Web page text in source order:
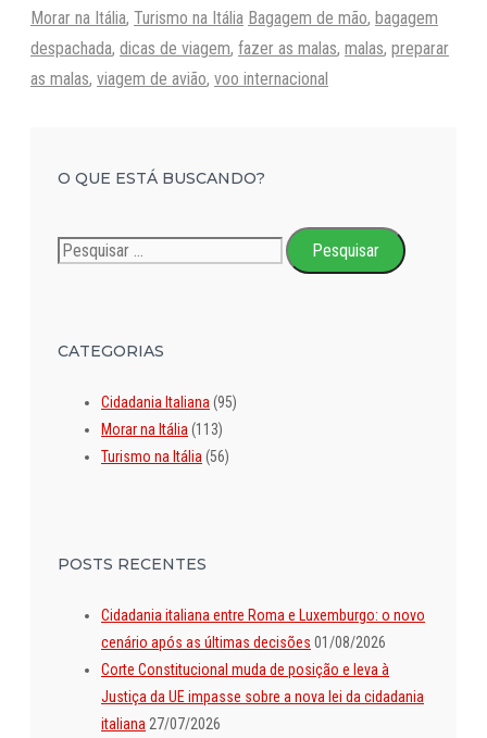
Categorias
Morar na Itália, Turismo na Itália Tags
Bagagem de mão, bagagem
despachada, dicas de viagem, fazer as malas, malas, preparar
as malas, viagem de avião, voo internacional
O QUE ESTÁ BUSCANDO?
por:
CATEGORIAS
Cidadania Italiana (95)
Morar na Itália (113)
Turismo na Itália (56)
POSTS RECENTES
Cidadania italiana entre Roma e Luxemburgo: o novo
cenário após as últimas decisões 01/08/2026
Corte Constitucional muda de posição e leva à
Justiça da UE impasse sobre a nova lei da cidadania
italiana 27/07/2026